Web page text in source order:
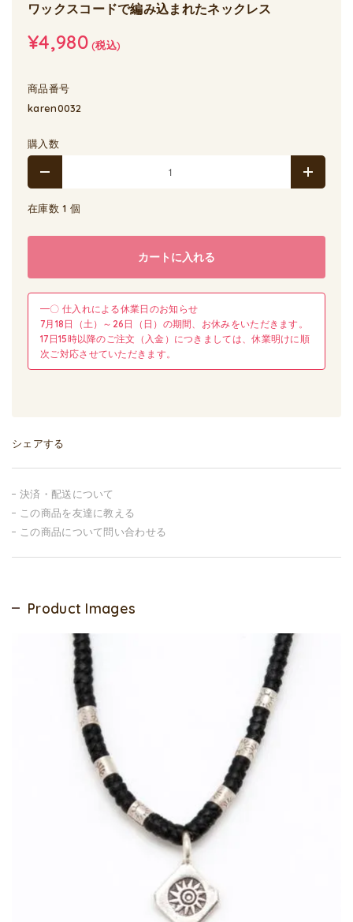
ワックスコードで編み込まれたネックレス
¥4,980(税込)
商品番号
karen0032
購入数
在庫数 1 個
カートに入れる
━〇 仕入れによる休業日のお知らせ
7月18日（土）～26日（日）の期間、お休みをいただきます。
17日15時以降のご注文（入金）につきましては、休業明けに順
次ご対応させていただきます。
シェアする
決済・配送について
この商品を友達に教える
この商品について問い合わせる
Product Images